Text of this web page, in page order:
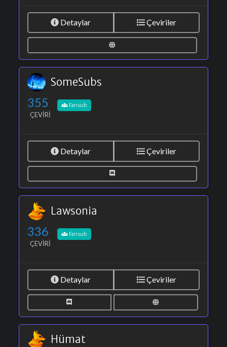
Detaylar Çeviriler
SomeSubs
355
ÇEVIRI
Fansub
Detaylar Çeviriler
Lawsonia
336
ÇEVIRI
Fansub
Detaylar Çeviriler
Hümat